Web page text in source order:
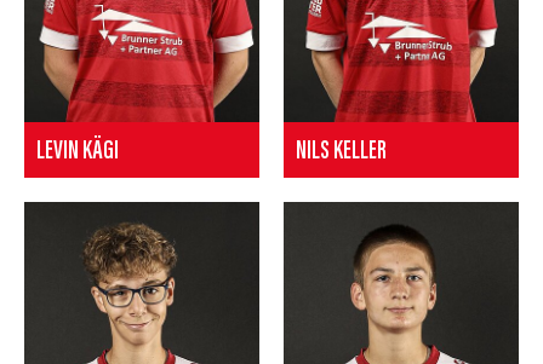
LEVIN KÄGI NILS KELLER